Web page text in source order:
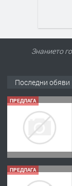
Знанието
Последни обяви
ПРЕДЛАГА
ПРЕДЛАГА